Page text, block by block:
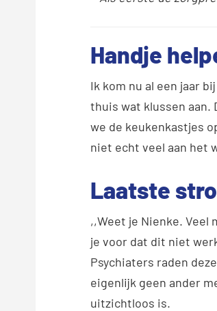
Handje
Ik kom nu al een jaar
thuis wat klussen aan.
we de keukenkastjes
niet echt veel aan het
Laatste
,,Weet je Nienke. Veel
je voor dat dit niet
Psychiaters raden
eigenlijk geen ander
uitzichtloos is.